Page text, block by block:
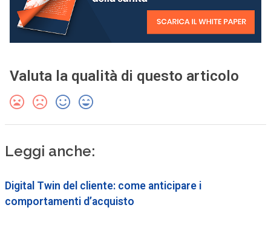
Valuta la qualità di questo articolo
Leggi anche:
Digital Twin del cliente: come anticipare i
comportamenti d’acquisto